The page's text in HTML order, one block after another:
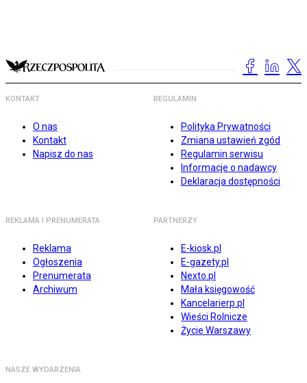
KONTAKT
O nas
Kontakt
Napisz do nas
REGULAMIN
Polityka Prywatności
Zmiana ustawień zgód
Regulamin serwisu
Informacje o nadawcy
Deklaracja dostępności
REKLAMA I PRENUMERATA
Reklama
Ogłoszenia
Prenumerata
Archiwum
PARTNERZY
E-kiosk.pl
E-gazety.pl
Nexto.pl
Mała księgowość
Kancelarierp.pl
Wieści Rolnicze
Życie Warszawy
NASZE WYDARZENIA